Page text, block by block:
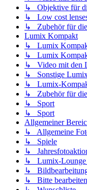
↳ Objektive für
↳ Low cost
↳ Zubehör für die
Lumix Kompakt
↳ Lumix
↳ Lumix
↳ Video mit den
↳ Sonstige
↳ Lumix-
↳ Zubehör für
↳ Sport
↳ Sport
Allgemeiner
↳ Allgemeine
↳ Spiele
↳
↳ Lumix-Lounge
↳
↳ Bitte